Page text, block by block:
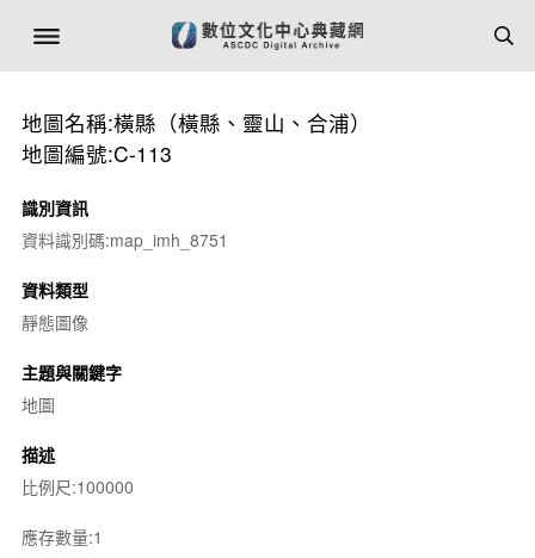
地圖名稱:橫縣（橫縣、靈山、合浦）
地圖編號:C-113
識別資訊
資料識別碼:map_imh_8751
資料類型
靜態圖像
主題與關鍵字
地圖
描述
比例尺:100000
應存數量:1